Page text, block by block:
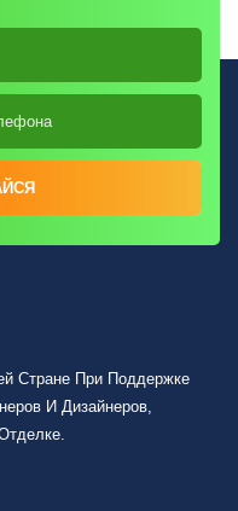
Стране При Поддержке
И Дизайнеров,